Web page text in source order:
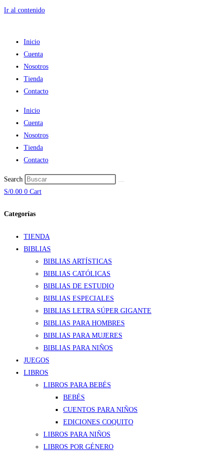
Ir al contenido
Inicio
Cuenta
Nosotros
Tienda
Contacto
Inicio
Cuenta
Nosotros
Tienda
Contacto
Search
S/0.00 0 Cart
Categorías
TIENDA
BIBLIAS
BIBLIAS ARTÍSTICAS
BIBLIAS CATÓLICAS
BIBLIAS DE ESTUDIO
BIBLIAS ESPECIALES
BIBLIAS LETRA SÚPER GIGANTE
BIBLIAS PARA HOMBRES
BIBLIAS PARA MUJERES
BIBLIAS PARA NIÑOS
JUEGOS
LIBROS
LIBROS PARA BEBÉS
BEBÉS
CUENTOS PARA NIÑOS
EDICIONES COQUITO
LIBROS PARA NIÑOS
LIBROS POR GÉNERO